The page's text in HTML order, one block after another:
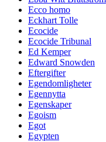
Ecco homo
Eckhart Tolle
Ecocide
Ecocide Tribunal
Ed Kemper
Edward Snowden
Eftergifter
Egendomligheter
Egennytta
Egenskaper
Egoism
Egot
Egypten